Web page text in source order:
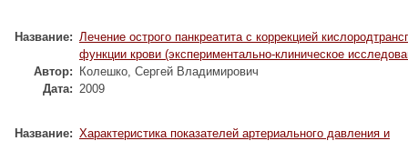
Название: Лечение острого панкреатита с коррекцией
функции крови (экспериментально-клиническое
Автор:
Колешко, Сергей Владимирович
Дата: 2009
Название: Характеристика показателей артериального давления и